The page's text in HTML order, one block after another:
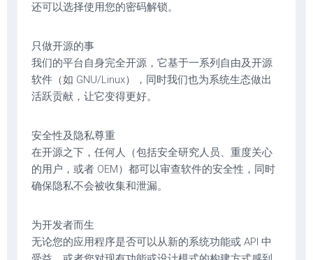
还可以选择使用您的密码解锁。
只做开源的事
我们的平台自身完全开源，它基于一系列自由及开源
软件（如 GNU/Linux），同时我们也为系统生态做出
活跃贡献，让它变得更好。
安全性及隐私尊重
在开源之下，任何人（包括安全研究人员、重度关心
的用户，或者 OEM）都可以审查软件的安全性，同时
确保隐私不会被收集和泄漏。
为开发者而生
无论您的应用程序是否可以从新的系统功能或 API 中